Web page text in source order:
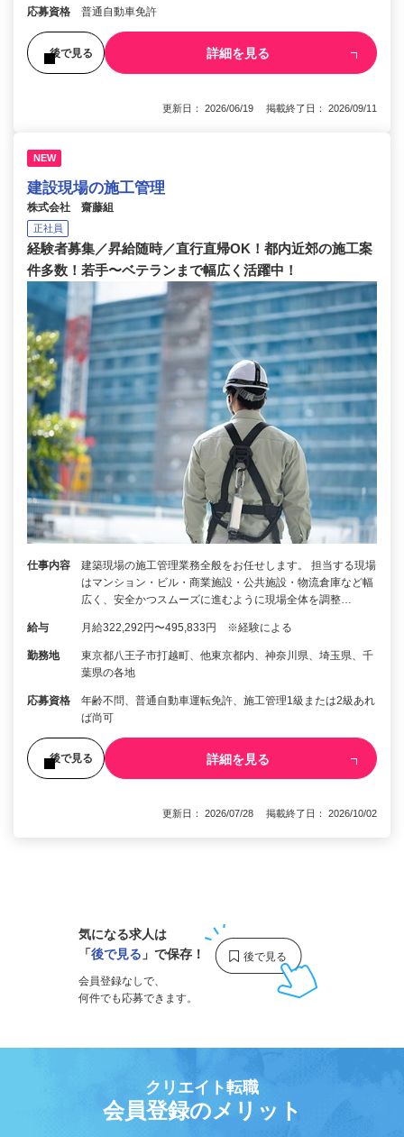
応募資格 普通自動車免許
後で見る 詳細を見る
更新日： 2026/06/19 掲載終了日： 2026/09/11
NEW
建設現場の施工管理
株式会社 齋藤組
正社員
経験者募集／昇給随時／直行直帰OK！都内近郊の施工案
件多数！若手〜ベテランまで幅広く活躍中！
仕事内容
建築現場の施工管理業務全般をお任せします。 担当する現場
はマンション・ビル・商業施設・公共施設・物流倉庫など幅
広く、安全かつスムーズに進むように現場全体を調整…
給与 月給322,292円〜495,833円 ※経験による
勤務地
東京都八王子市打越町、他東京都内、神奈川県、埼玉県、千
葉県の各地
応募資格
年齢不問、普通自動車運転免許、施工管理1級または2級あれ
ば尚可
後で見る 詳細を見る
更新日： 2026/07/28 掲載終了日： 2026/10/02
気になる求人は
「後で見る 」で保存！
会員登録なしで、
何件でも応募できます。
クリエイト転職
会員登録のメリット